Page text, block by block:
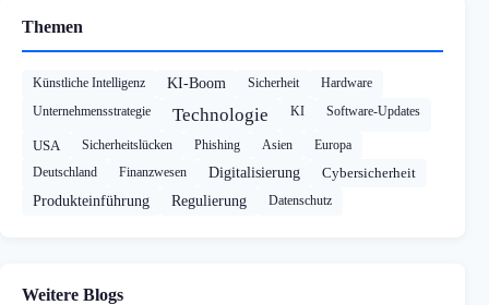
Themen
Künstliche Intelligenz KI-Boom Sicherheit
Hardware
Unternehmensstrategie
Technologie KI Software-Updates
USA Sicherheitslücken Phishing Asien
Europa
Deutschland
Finanzwesen Digitalisierung
Cybersicherheit
Produkteinführung
Regulierung Datenschutz
Weitere Blogs